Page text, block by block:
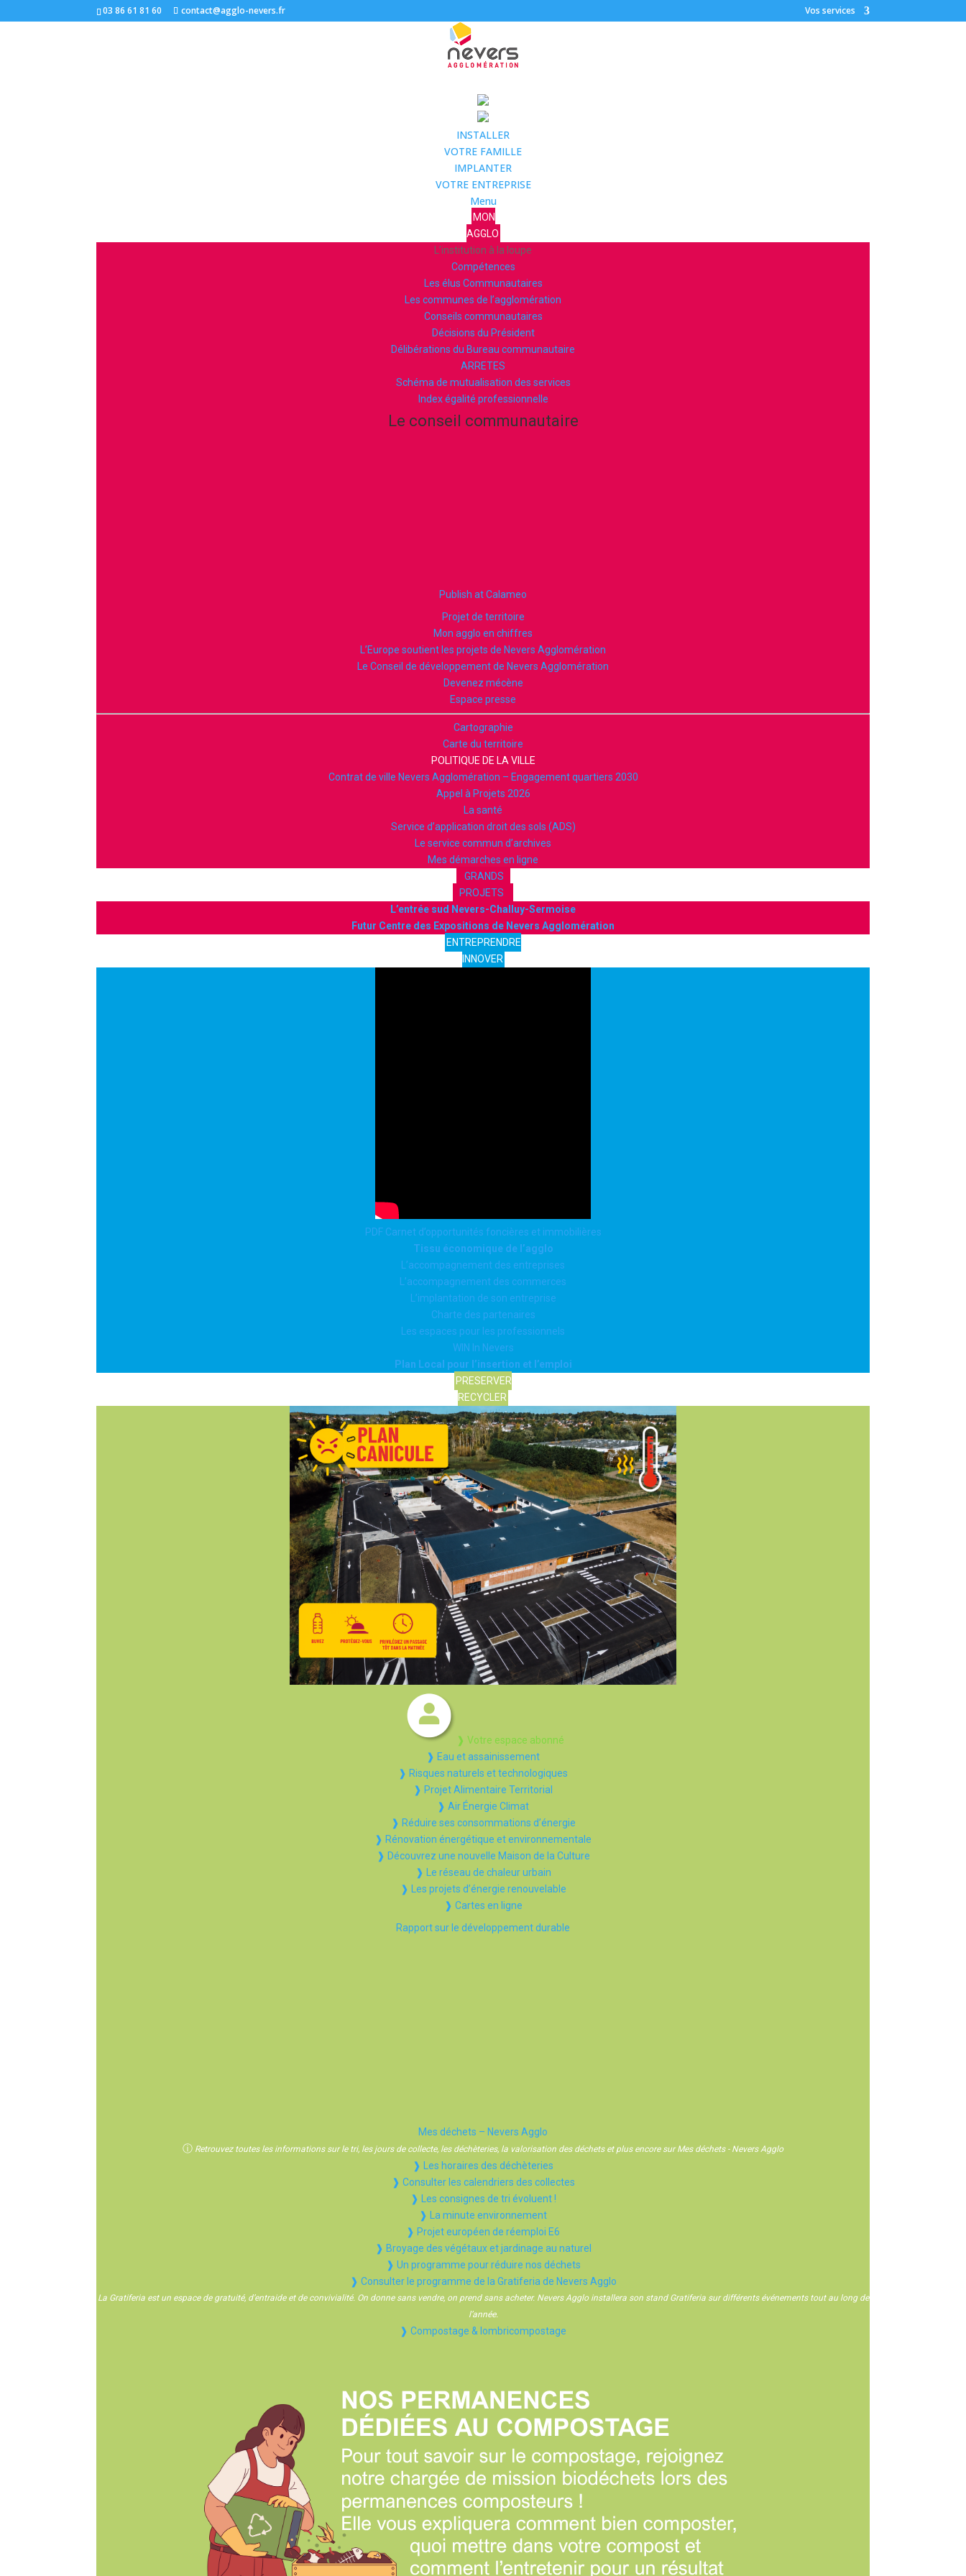
03 86 61 81 60 contact@agglo-nevers.fr Vos services
INSTALLER
VOTRE FAMILLE
IMPLANTER
VOTRE ENTREPRISE
Menu
MON
AGGLO
L’institution à la loupe
Compétences
Les élus Communautaires
Les communes de l’agglomération
Conseils communautaires
Décisions du Président
Délibérations du Bureau communautaire
ARRETES
Schéma de mutualisation des services
Index égalité professionnelle
Le conseil communautaire
Publish at Calameo
Projet de territoire
Mon agglo en chiffres
L’Europe soutient les projets de Nevers Agglomération
Le Conseil de développement de Nevers Agglomération
Devenez mécène
Espace presse
Cartographie
Carte du territoire
POLITIQUE DE LA VILLE
Contrat de ville Nevers Agglomération – Engagement quartiers 2030
Appel à Projets 2026
La santé
Service d’application droit des sols (ADS)
Le service commun d’archives
Mes démarches en ligne
GRANDS
PROJETS
L’entrée sud Nevers-Challuy-Sermoise
Futur Centre des Expositions de Nevers Agglomération
ENTREPRENDRE
INNOVER
PDF Carnet d’opportunités foncières et immobilières
Tissu économique de l’agglo
L’accompagnement des entreprises
L’accompagnement des commerces
L’implantation de son entreprise
Charte des partenaires
Les espaces pour les professionnels
WIN In Nevers
Plan Local pour l’insertion et l’emploi
PRESERVER
RECYCLER
❱ Votre espace abonné
❱ Eau et assainissement
❱ Risques naturels et technologiques
❱ Projet Alimentaire Territorial
❱ Air Énergie Climat
❱ Réduire ses consommations d’énergie
❱ Rénovation énergétique et environnementale
❱ Découvrez une nouvelle Maison de la Culture
❱ Le réseau de chaleur urbain
❱ Les projets d’énergie renouvelable
❱ Cartes en ligne
Rapport sur le développement durable
Mes déchets – Nevers Agglo
ⓘ Retrouvez toutes les informations sur le tri, les jours de collecte, les déchèteries, la valorisation des déchets et plus encore sur Mes déchets - Nevers Agglo
❱ Les horaires des déchèteries
❱ Consulter les calendriers des collectes
❱ Les consignes de tri évoluent !
❱ La minute environnement
❱ Projet européen de réemploi E6
❱ Broyage des végétaux et jardinage au naturel
❱ Un programme pour réduire nos déchets
❱ Consulter le programme de la Gratiferia de Nevers Agglo
La Gratiferia est un espace de gratuité, d’entraide et de convivialité. On donne sans vendre, on prend sans acheter. Nevers Agglo installera son stand Gratiferia sur différents événements tout au long de
l’année.
❱ Compostage & lombricompostage